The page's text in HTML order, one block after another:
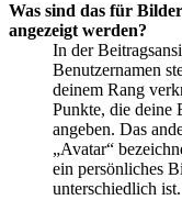
Was sind das für
angezeigt werden?
In der
Benutzernamen
deinem Rang
Punkte, die deine
angeben. Das
„Avatar“
ein persönliches
unterschiedlich ist.